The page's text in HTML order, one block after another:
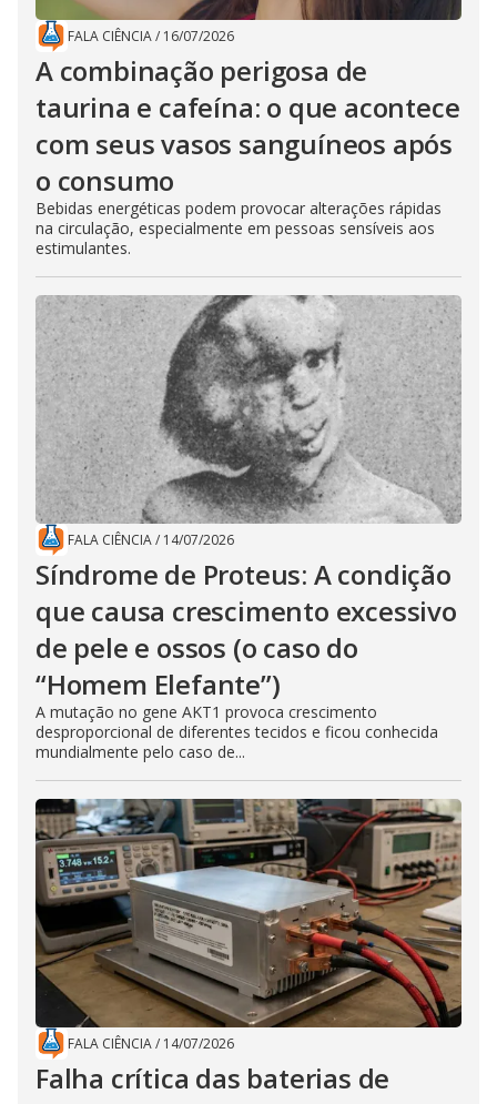
FALA CIÊNCIA/ 16/07/2026
A combinação perigosa de
taurina e cafeína: o que acontece
com seus vasos sanguíneos após
o consumo
Bebidas energéticas podem provocar alterações rápidas
na circulação, especialmente em pessoas sensíveis aos
estimulantes.
FALA CIÊNCIA/ 14/07/2026
Síndrome de Proteus: A condição
que causa crescimento excessivo
de pele e ossos (o caso do
“Homem Elefante”)
A mutação no gene AKT1 provoca crescimento
desproporcional de diferentes tecidos e ficou conhecida
mundialmente pelo caso de...
FALA CIÊNCIA/ 14/07/2026
Falha crítica das baterias de